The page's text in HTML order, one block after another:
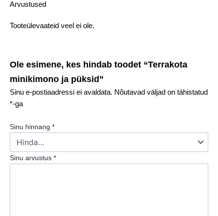
Arvustused
Tooteülevaateid veel ei ole.
Ole esimene, kes hindab toodet “Terrakota
minikimono ja püksid”
Sinu e-postiaadressi ei avaldata. Nõutavad väljad on tähistatud
*-ga
Sinu hinnang *
Sinu arvustus *